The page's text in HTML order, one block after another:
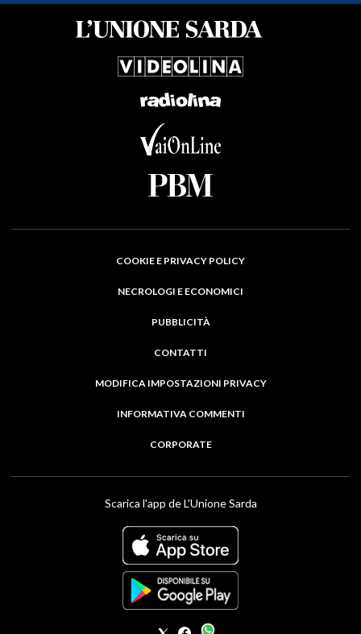
COOKIE E PRIVACY POLICY
NECROLOGI E ECONOMICI
PUBBLICITÀ
CONTATTI
MODIFICA IMPOSTAZIONI PRIVACY
INFORMATIVA COMMENTI
CORPORATE
Scarica l'app de L'Unione Sarda